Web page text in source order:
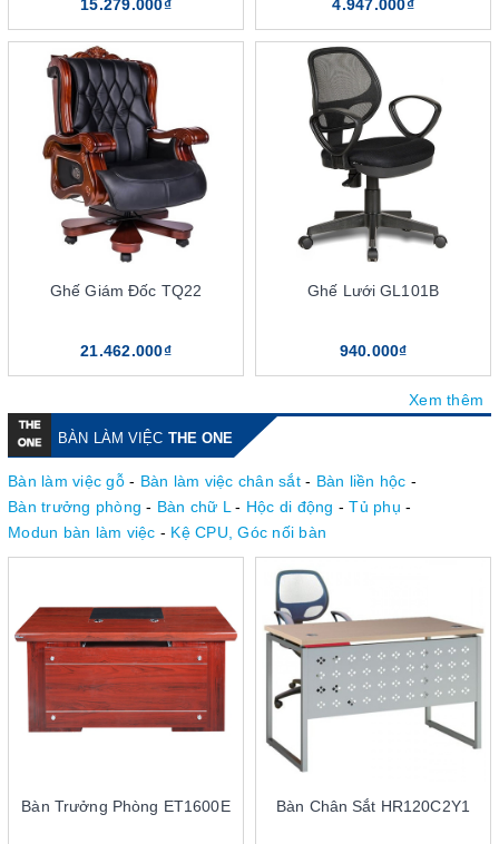
15.279.000₫
Ghế Giám Đốc TQ22
21.462.000₫
4.947.000₫
Ghế Lưới GL101B
940.000₫
Xem thêm
BÀN LÀM VIỆC THE ONE
Bàn làm việc gỗ- Bàn làm việc chân sắt- Bàn liền hộc -
Bàn trưởng phòng - Bàn chữ L- Hộc di động - Tủ phụ -
Modun bàn làm việc - Kệ CPU, Góc nối bàn
Bàn Trưởng Phòng ET1600E Bàn Chân Sắt HR120C2Y1